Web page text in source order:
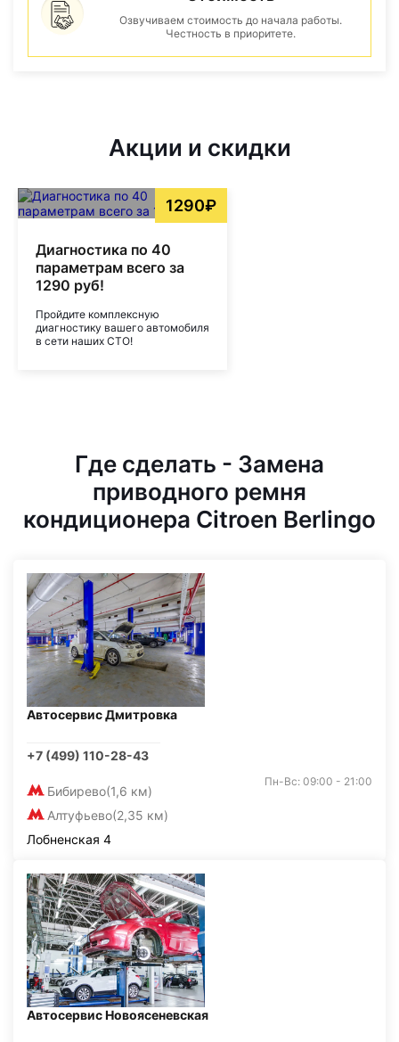
Озвучиваем стоимость до начала работы.
Честность в приоритете.
Акции и скидки
1290₽
Диагностика по 40
параметрам всего за
1290 руб!
Пройдите комплексную
диагностику вашего автомобиля
в сети наших СТО!
Где сделать - Замена
приводного ремня
кондиционера Citroen Berlingo
Автосервис Дмитровка
+7 (499) 110-28-43
Бибирево(1,6 км)
Алтуфьево(2,35 км)
Пн-Вс: 09:00 - 21:00
Лобненская 4
Автосервис Новоясеневская